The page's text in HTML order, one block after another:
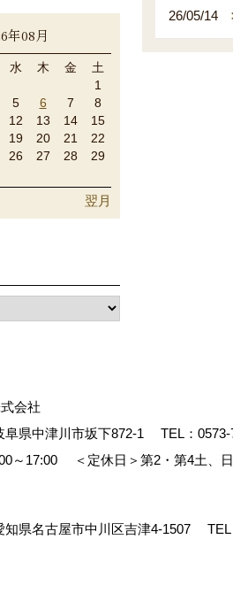
26/05/14
年08月
水 木 金
土
1
5 6 7
8
12 13 14
15
19 20 21
22
26 27 28
29
翌月
会社
阜県中津川市坂下872‐1 TEL： 0573-
～17:00
＜定休日＞第2・第4土、
知県名古屋市中川区吉津4-1507 TEL